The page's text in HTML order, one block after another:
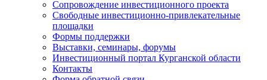
Сопровождение инвестиционного проекта
Свободные инвестиционно-привлекательные
площадки
Формы поддержки
Выставки, семинары, форумы
Инвестиционный портал Курганской области
Контакты